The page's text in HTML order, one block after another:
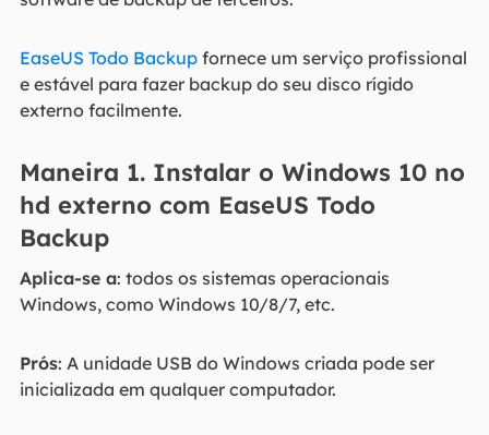
EaseUS Todo Backupfornece um serviço profissional
e estável para fazer backup do seu disco rígido
externo facilmente.
Maneira 1. Instalar o Windows 10 no
hd externo com EaseUS Todo
Backup
Aplica-se a: todos os sistemas operacionais
Windows, como Windows 10/8/7, etc.
Prós: A unidade USB do Windows criada pode ser
inicializada em qualquer computador.